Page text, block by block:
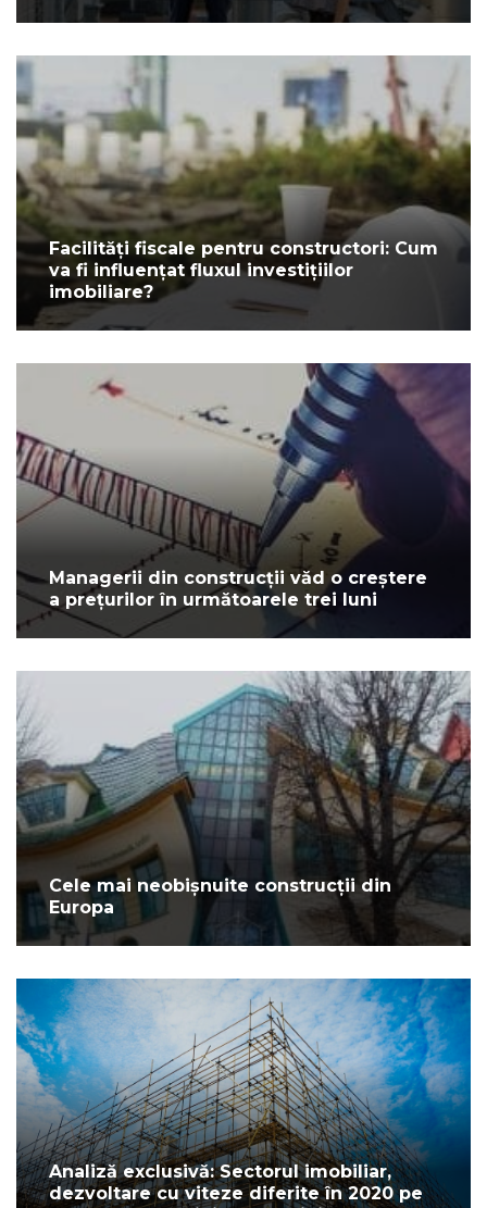
Facilități fiscale pentru constructori: Cum
va fi influențat fluxul investițiilor
imobiliare?
Managerii din construcții văd o creștere
a prețurilor în următoarele trei luni
Cele mai neobișnuite construcții din
Europa
Analiză exclusivă: Sectorul imobiliar,
dezvoltare cu viteze diferite în 2020 pe